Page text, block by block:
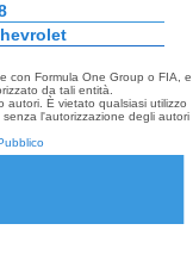
con Formula One Group o FIA, e
da tali entità.
autori. È vietato qualsiasi utilizzo
l'autorizzazione degli autori